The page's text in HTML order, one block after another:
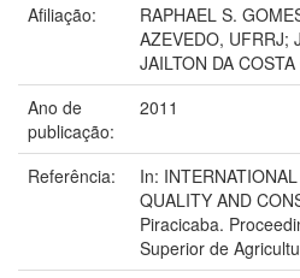
Afiliação:
RAPHAEL S.
AZEVEDO, UFRRJ;
JAILTON DA
Ano de
publicação:
2011
Referência:
In:
QUALITY AND
Piracicaba.
Superior de